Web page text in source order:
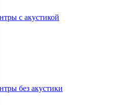
с акустикой
без акустики